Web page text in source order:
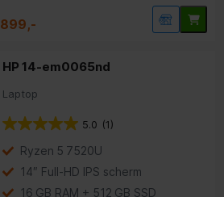
899,-
HP 14-em0065nd
Laptop
5.0 (1)
Ryzen 5 7520U
14″ Full‑HD IPS scherm
16 GB RAM + 512 GB SSD